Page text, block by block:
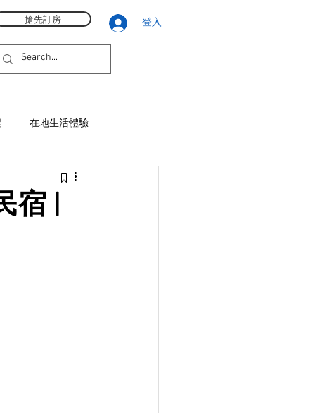
搶先訂房 登入
在地生活體驗
宿 |